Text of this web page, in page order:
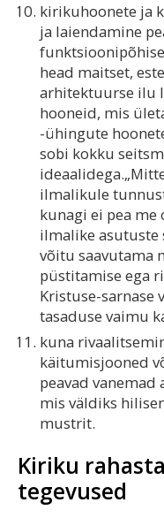
kirikuhoonete ja
ja laiendamine
head maitset,
arhitektuurse ilu
hooneid, mis
-ühingute
sobi kokku
ilmalikule
kunagi ei pea
ilmalike asutuste
võitu saavutama
püstitamise ega
Kristuse-sarnase
tasaduse vaimu
kuna
käitumisjooned
peavad vanemad
mis väldiks
mustrit.
Kiriku
tegevused